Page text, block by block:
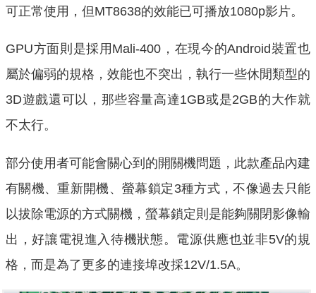
可正常使用，但MT8638的效能已可播放1080p影片。
GPU方面則是採用Mali-400，在現今的Android裝置也
屬於偏弱的規格，效能也不突出，執行一些休閒類型的
3D遊戲還可以，那些容量高達1GB或是2GB的大作就
不太行。
部分使用者可能會關心到的開關機問題，此款產品內建
有關機、重新開機、螢幕鎖定3種方式，不像過去只能
以拔除電源的方式關機，螢幕鎖定則是能夠關閉影像輸
出，好讓電視進入待機狀態。電源供應也並非5V的規
格，而是為了更多的連接埠改採12V/1.5A。